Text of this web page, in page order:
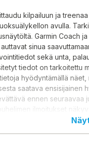
kilpailuun ja
avulla.
Garmin Coach
sinua
sekä unta,
tiedot on tarkoitettu
hyödyntämällä
saatava ensisijainen
ennen seuraavaa
ilmoitukset
hyvinvointia koskevat